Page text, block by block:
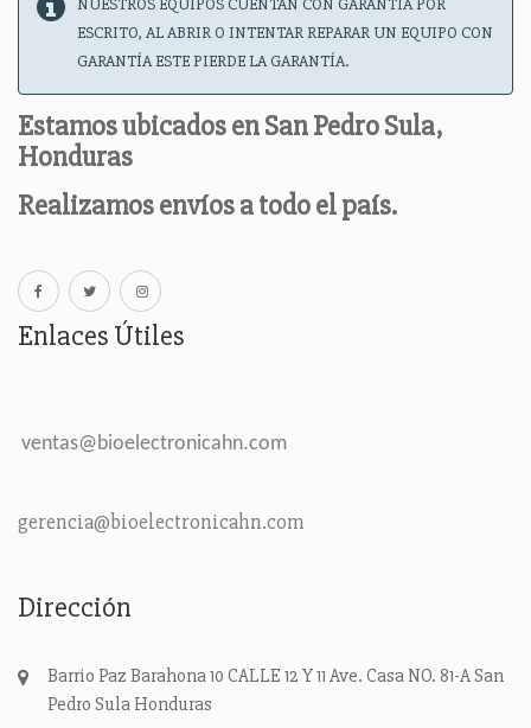
NUESTROS EQUIPOS CUENTAN CON GARANTÍA POR
ESCRITO, AL ABRIR O INTENTAR REPARAR UN EQUIPO CON
GARANTÍA ESTE PIERDE LA GARANTÍA.
Estamos ubicados en San Pedro Sula,
Honduras
Realizamos envíos a todo el país.
Enlaces Útiles
ventas@bioelectronicahn.com
gerencia@bioelectronicahn.com
Dirección
Barrio Paz Barahona 10 CALLE 12 Y 11 Ave. Casa NO. 81-ASan
Pedro Sula Honduras